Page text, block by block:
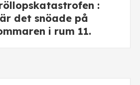
:
det snöade på
i rum 11.